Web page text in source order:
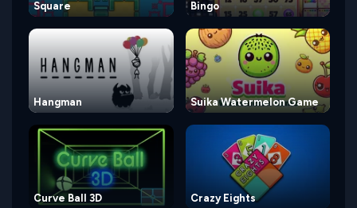
Square Bingo
Hangman Suika Watermelon Game
Curve Ball 3D Crazy Eights